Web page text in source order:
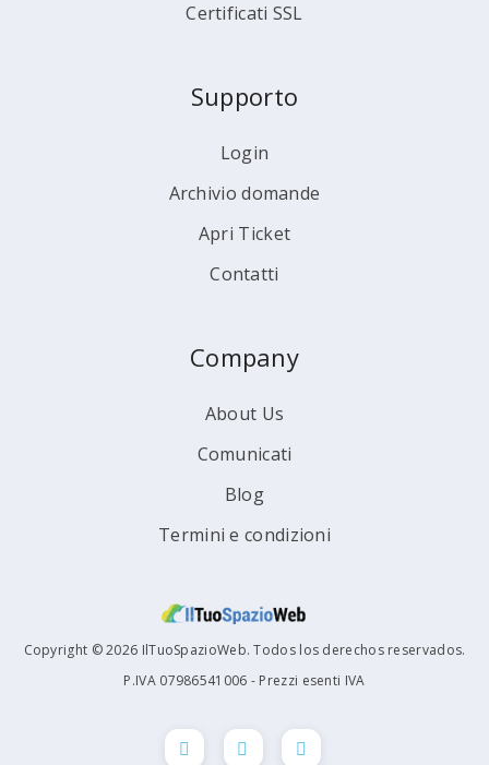
Certificati SSL
Supporto
Login
Archivio domande
Apri Ticket
Contatti
Company
About Us
Comunicati
Blog
Termini e condizioni
Copyright © 2026 IlTuoSpazioWeb. Todos los derechos reservados.
P.IVA 07986541006 - Prezzi esenti IVA